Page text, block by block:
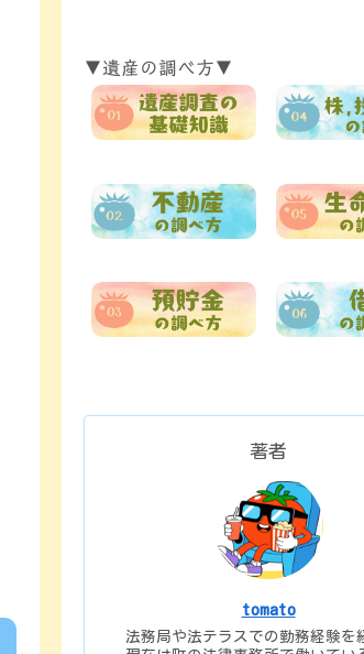
▼遺産の調べ方▼
著者
tomato
法務局や法テラスでの勤務経験を